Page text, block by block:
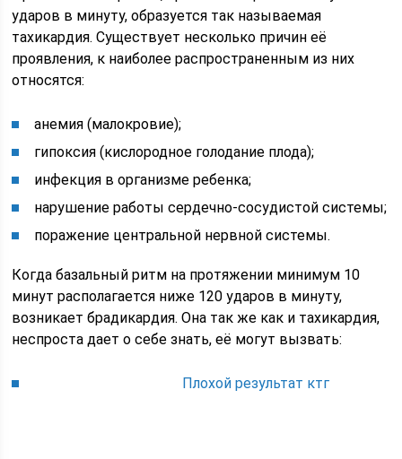
ударов в минуту, образуется так называемая
тахикардия. Существует несколько причин её
проявления, к наиболее распространенным из них
относятся:
анемия (малокровие);
гипоксия (кислородное голодание плода);
инфекция в организме ребенка;
нарушение работы сердечно-сосудистой системы;
поражение центральной нервной системы.
Когда базальный ритм на протяжении минимум 10
минут располагается ниже 120 ударов в минуту,
возникает брадикардия. Она так же как и тахикардия,
неспроста дает о себе знать, её могут вызвать:
Плохой результат ктг